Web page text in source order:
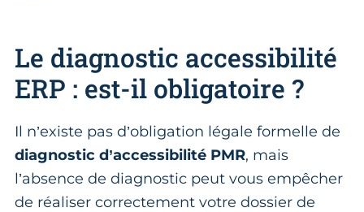
Le diagnostic accessibilité
ERP : est-il obligatoire ?
Il n’existe pas d’obligation légale formelle de
diagnostic d’accessibilité PMR, mais
l’absence de diagnostic peut vous empêcher
de réaliser correctement votre dossier de